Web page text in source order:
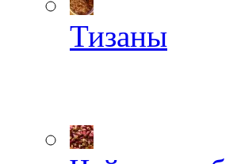
Тизаны